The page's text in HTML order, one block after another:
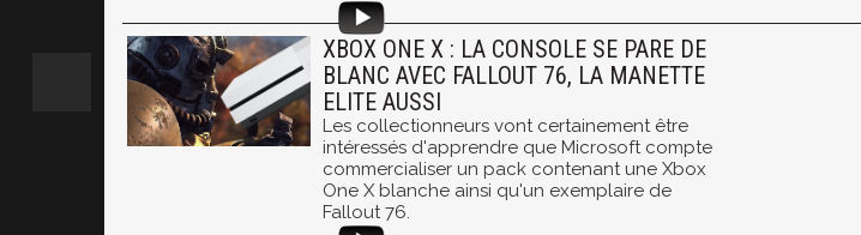
XBOX ONE X : LA CONSOLE SE PARE DE
BLANC AVEC FALLOUT 76, LA MANETTE
ELITE AUSSI
Les collectionneurs vont certainement être
intéressés d'apprendre que Microsoft compte
commercialiser un pack contenant une Xbox
One X blanche ainsi qu'un exemplaire de
Fallout 76.